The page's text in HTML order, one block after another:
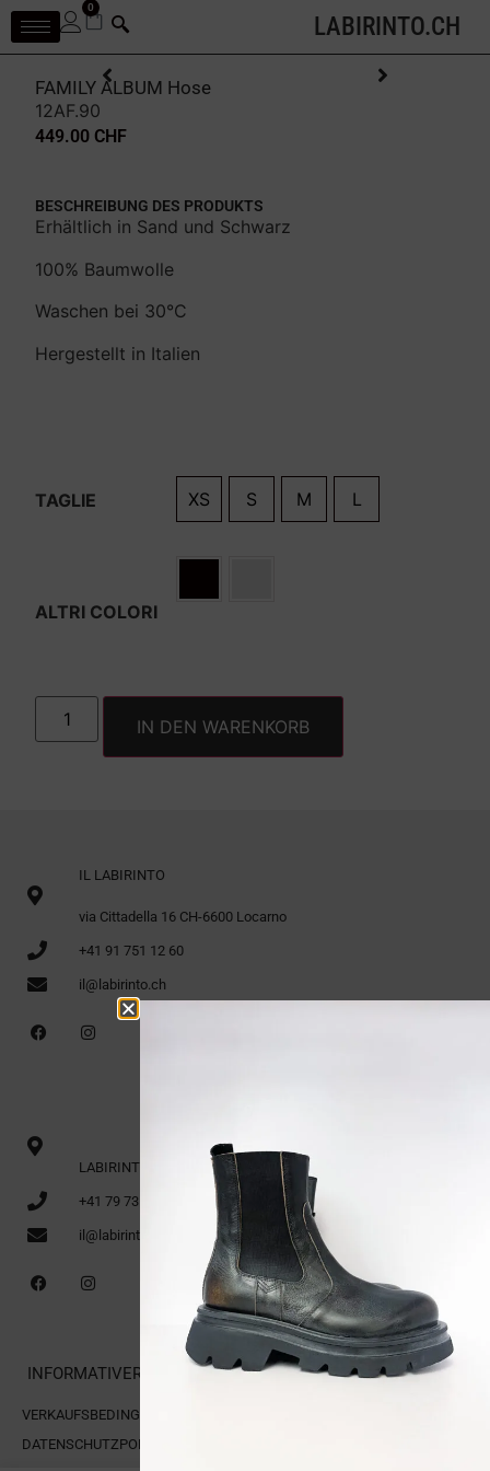
0
LABIRINTO.CH
FAMILY ALBUM Hose
12AF.90
449.00 CHF
BESCHREIBUNG DES PRODUKTS
Erhältlich in Sand und Schwarz
100% Baumwolle
Waschen bei 30°C
Hergestellt in Italien
TAGLIE XS S M L
ALTRI COLORI
IN DEN WARENKORB
IL LABIRINTO
via Cittadella 16 CH-6600 Locarno
+41 91 751 12 60
il@labirinto.ch
LABIRINTO 1. Stock via Cittadella 16 CH-6600 Locarno
+41 79 735 91 70
il@labirinto.ch
INFORMATIVER BERICHT
VERKAUFSBEDINGUNGEN
DATENSCHUTZPOLITIK